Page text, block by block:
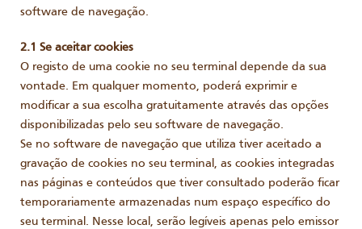
software de navegação.
2.1 Se aceitar cookies
O registo de uma cookie no seu terminal depende da sua
vontade. Em qualquer momento, poderá exprimir e
modificar a sua escolha gratuitamente através das opções
disponibilizadas pelo seu software de navegação.
Se no software de navegação que utiliza tiver aceitado a
gravação de cookies no seu terminal, as cookies integradas
nas páginas e conteúdos que tiver consultado poderão ficar
temporariamente armazenadas num espaço específico do
seu terminal. Nesse local, serão legíveis apenas pelo emissor